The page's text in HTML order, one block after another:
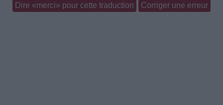
Dire «merci» pour cette traduction Corriger une erreur